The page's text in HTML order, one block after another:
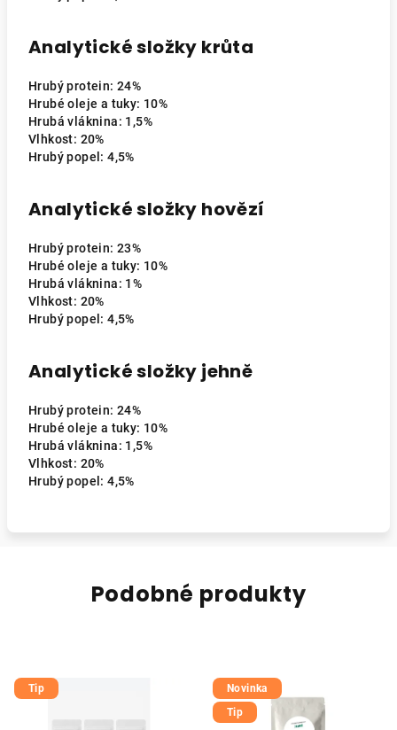
Analytické složky krůta
Hrubý protein: 24%
Hrubé oleje a tuky: 10%
Hrubá vláknina: 1,5%
Vlhkost: 20%
Hrubý popel: 4,5%
Analytické složky hovězí
Hrubý protein: 23%
Hrubé oleje a tuky: 10%
Hrubá vláknina: 1%
Vlhkost: 20%
Hrubý popel: 4,5%
Analytické složky jehně
Hrubý protein: 24%
Hrubé oleje a tuky: 10%
Hrubá vláknina: 1,5%
Vlhkost: 20%
Hrubý popel: 4,5%
Podobné produkty
Tip
Novinka
Tip